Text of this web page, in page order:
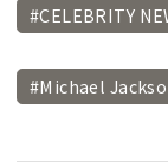
#CELEBRITY
#Michael